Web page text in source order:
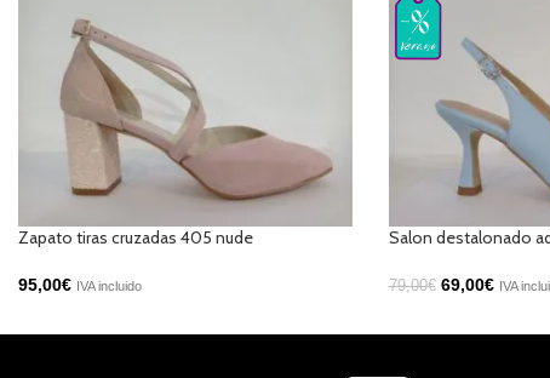
Zapato tiras cruzadas 405 nude
95,00€ IVA incluido
Salon destalonado
79,00€ 69,00€ IVA